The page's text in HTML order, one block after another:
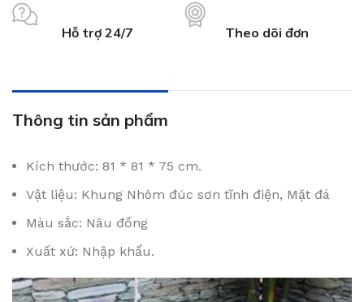
Hỗ trợ 24/7 Theo dõi đơn
Thông tin sản phẩm
Kích thước: 81 * 81 * 75 cm.
Vật liệu: Khung Nhôm đúc sơn tĩnh điện, Mặt đá
Màu sắc: Nâu đồng
Xuất xứ: Nhập khẩu.